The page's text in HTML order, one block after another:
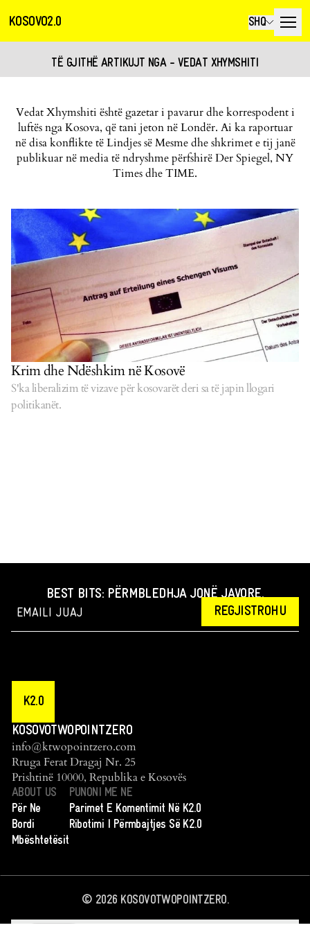
KOSOVO2.0 SHQ
TË GJITHË ARTIKUJT NGA - VEDAT XHYMSHITI
Vedat Xhymshiti është gazetar i pavarur dhe korrespodent i
luftës nga Kosova, që tani jeton në Londër. Ai ka raportuar
në disa konflikte të Lindjes së Mesme dhe shkrimet e tij janë
publikuar në media të ndryshme përfshirë Der Spiegel, NY
Times dhe TIME.
Krim dhe Ndëshkim në Kosovë
S'ka liberalizim të vizave për kosovarët deri sa të japin llogari
politikanët.
BEST BITS: PËRMBLEDHJA JONË JAVORE.
REGJISTROHU
K2.0
KOSOVOTWOPOINTZERO
info@ktwopointzero.com
Rruga Ferat Dragaj Nr. 25
Prishtinë 10000, Republika e Kosovës
ABOUT US
Për Ne
Bordi
Mbështetësit
PUNONI ME NE
Parimet E Komentimit Në K2.0
Ribotimi I Përmbajtjes Së K2.0
© 2026KOSOVOTWOPOINTZERO.